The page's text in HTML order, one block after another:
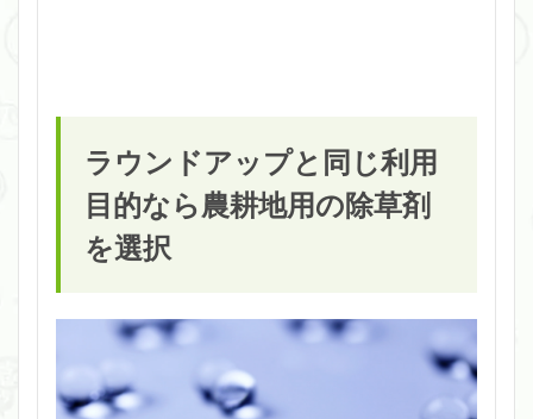
ラウンドアップと同じ利用
目的なら農耕地用の除草剤
を選択